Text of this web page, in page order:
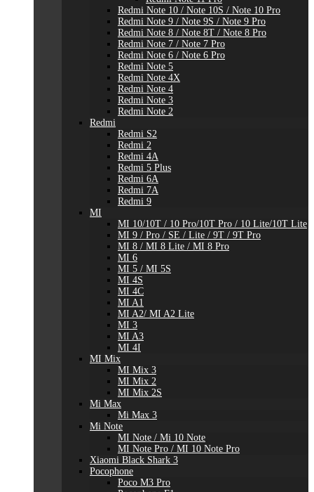
Redmi Note 10 / Note 10S / Note 10 Pro
Redmi Note 9 / Note 9S / Note 9 Pro
Redmi Note 8 / Note 8T / Note 8 Pro
Redmi Note 7 / Note 7 Pro
Redmi Note 6 / Note 6 Pro
Redmi Note 5
Redmi Note 4X
Redmi Note 4
Redmi Note 3
Redmi Note 2
Redmi
Redmi S2
Redmi 2
Redmi 4A
Redmi 5 Plus
Redmi 6A
Redmi 7A
Redmi 9
MI
MI 10/10T / 10 Pro/10T Pro / 10 Lite/10T Lite
MI 9 / Pro / SE / Lite / 9T / 9T Pro
MI 8 / MI 8 Lite / MI 8 Pro
MI 6
MI 5 / MI 5S
MI 4S
MI 4C
MI A1
MI A2/ MI A2 Lite
MI 3
MI A3
MI 4I
MI Mix
MI Mix 3
MI Mix 2
MI Mix 2S
Mi Max
Mi Max 3
Mi Note
MI Note / Mi 10 Note
MI Note Pro / MI 10 Note Pro
Xiaomi Black Shark 3
Pocophone
Poco M3 Pro